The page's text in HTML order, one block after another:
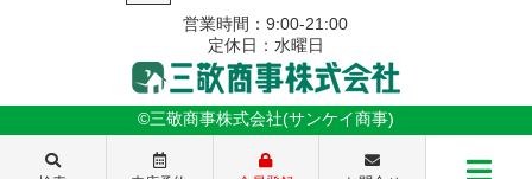
営業時間：9:00-21:00
定休日：水曜日
©三敬商事株式会社(サンケイ商事)